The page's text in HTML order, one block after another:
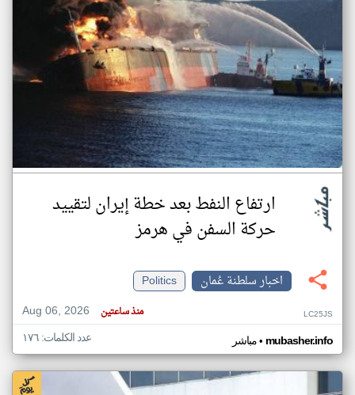
ارتفاع النفط بعد خطة إيران لتقييد
حركة السفن في هرمز
اخبار سلطنة عُمان
Politics
Aug 06, 2026
منذ ساعتين LC25JS
مباشر• mubasher.info عدد الكلمات: ١٧٦